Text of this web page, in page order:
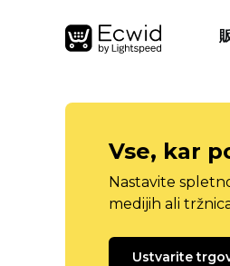
Vse, kar
Nastavite
medijih ali
Ustvarite